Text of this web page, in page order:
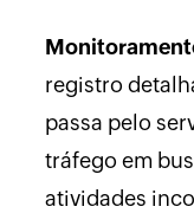
registro
passa pelo
tráfego em
atividades